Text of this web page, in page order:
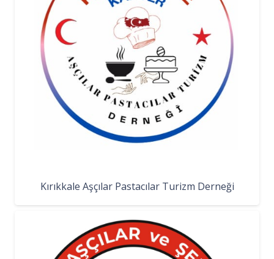
Kırıkkale Aşçılar Pastacılar Turizm Derneği